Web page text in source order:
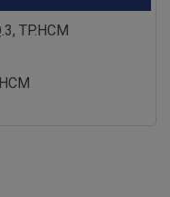
TP.HCM